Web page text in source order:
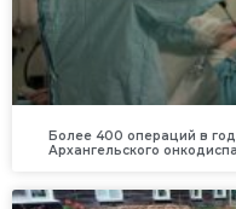
Более 400 операций в
Архангельского